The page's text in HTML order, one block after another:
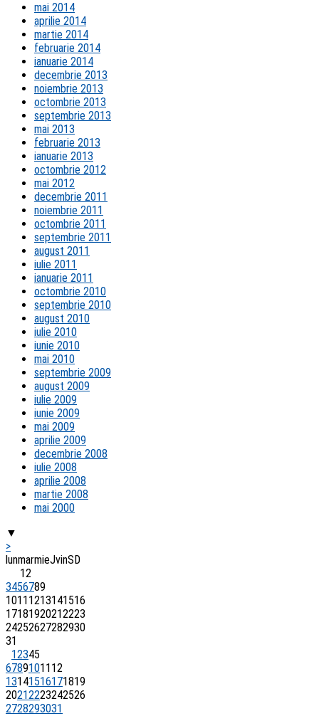
mai 2014
aprilie 2014
martie 2014
februarie 2014
ianuarie 2014
decembrie 2013
noiembrie 2013
octombrie 2013
septembrie 2013
mai 2013
februarie 2013
ianuarie 2013
octombrie 2012
mai 2012
decembrie 2011
noiembrie 2011
octombrie 2011
septembrie 2011
august 2011
iulie 2011
ianuarie 2011
octombrie 2010
septembrie 2010
august 2010
iulie 2010
iunie 2010
mai 2010
septembrie 2009
august 2009
iulie 2009
iunie 2009
mai 2009
aprilie 2009
decembrie 2008
iulie 2008
aprilie 2008
martie 2008
mai 2000
▼
>
lunmarmieJvinSD
12
3456789
10111213141516
17181920212223
24252627282930
31
12345
6789101112
13141516171819
20212223242526
2728293031